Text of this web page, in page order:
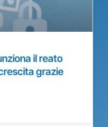
il reato
grazie